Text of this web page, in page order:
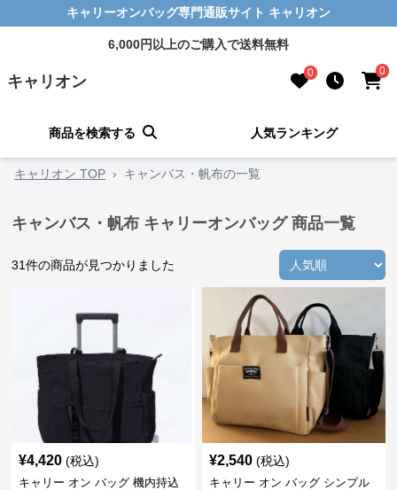
キャリーオンバッグ専門通販サイト キャリオン
6,000円以上のご購入で送料無料
キャリオン 0 0
商品を検索する 人気ランキング
キャリオン TOP › キャンバス・帆布の一覧
キャンバス・帆布 キャリーオンバッグ 商品一覧
31件の商品が見つかりました
¥4,420 (税込)
キャリー オン バッグ 機内持込
¥2,540 (税込)
キャリー オン バッグ シンプル